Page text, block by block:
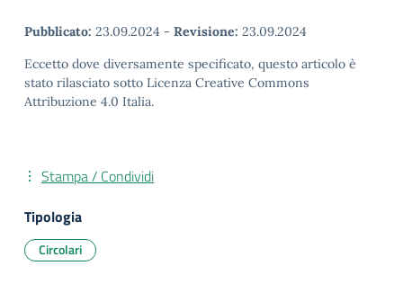
Pubblicato: 23.09.2024 - Revisione: 23.09.2024
Eccetto dove diversamente specificato, questo articolo è
stato rilasciato sotto Licenza Creative Commons
Attribuzione 4.0 Italia.
Stampa / Condividi
Tipologia
Circolari